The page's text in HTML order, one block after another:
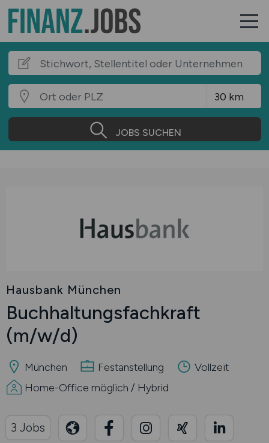
JOBS SUCHEN
Hausbank München
Buchhaltungsfachkraft
(m/w/d)
München Festanstellung
Vollzeit
Home-Office möglich / Hybrid
3 Jobs